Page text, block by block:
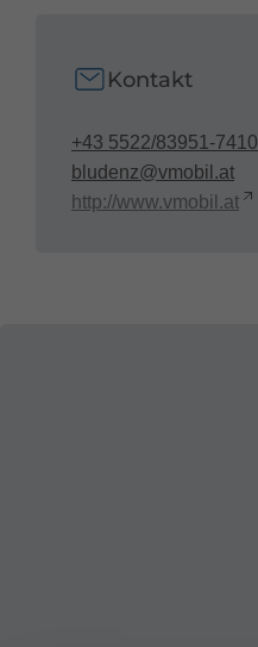
Kontakt
+43 5522/83951-7410
bludenz@vmobil.at
http://www.vmobil.at